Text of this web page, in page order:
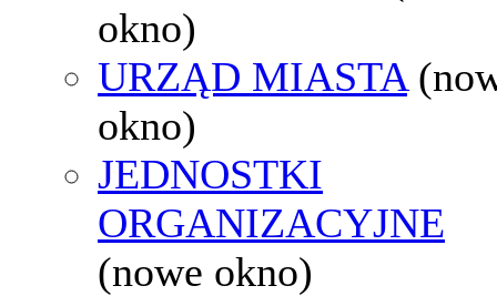
okno)
URZĄD MIASTA
okno)
JEDNOSTKI
ORGANIZACYJNE
(nowe okno)